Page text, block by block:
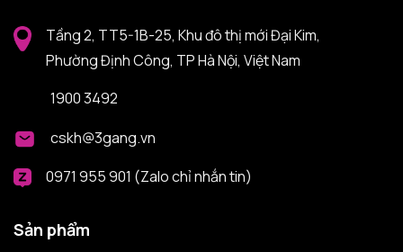
Tầng 2, TT5-1B-25, Khu đô thị mới Đại Kim,
Phường Định Công, TP Hà Nội, Việt Nam
1900 3492
cskh@3gang.vn
0971 955 901 (Zalo chỉ nhắn tin)
Sản phẩm